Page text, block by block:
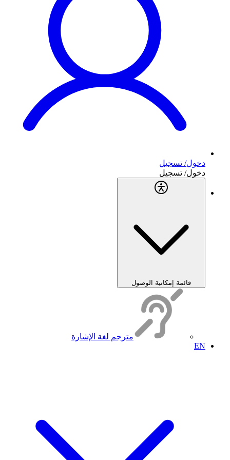
دخول/ تسجيل
دخول/ تسجيل
قائمة إمكانية الوصول
مترجم لغة الإشارة
EN